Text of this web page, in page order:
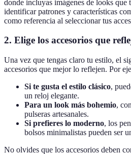
donde incluyas imágenes de looks que
identificar patrones y características
como referencia al seleccionar tus
2. Elige los accesorios que
Una vez que tengas claro tu estilo, el
accesorios que mejor lo reflejen. Por
Si te gusta el estilo clásico,
un reloj elegante.
Para un look más bohemio,
pulseras artesanales.
Si prefieres lo moderno, los
bolsos minimalistas pueden ser
No olvides que los accesorios deben